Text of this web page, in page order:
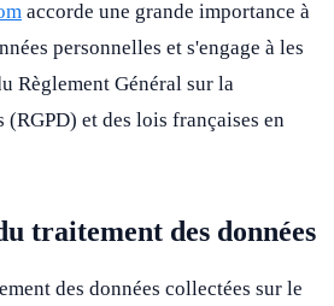
accorde une grande importance à
personnelles et s'engage à les
Règlement Général sur la
(RGPD) et des lois françaises en
traitement des données
des données collectées sur le